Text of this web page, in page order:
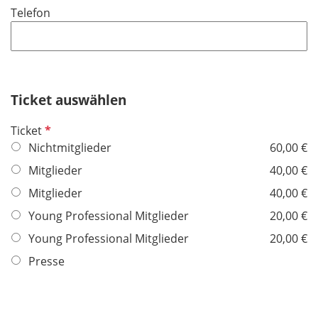
c
t
l
Telefon
Ticket auswählen
TicketP
f
l
c
h
e
Nichtmitglieder
60,00 €
Mitglieder
40,00 €
Mitglieder
40,00 €
Young Professional Mitglieder
20,00 €
Young Professional Mitglieder
20,00 €
Presse